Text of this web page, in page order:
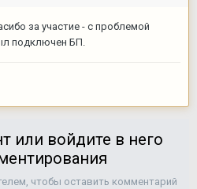
за участие - с проблемой
подключен БП.
или войдите в него
чтобы оставить комментарий